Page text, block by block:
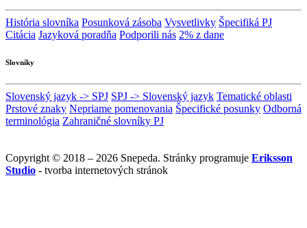
História slovníka Posunková zásoba Vysvetlivky Špecifiká PJ
Citácia Jazyková poradňa Podporili nás 2% z dane
Slovníky
Slovenský jazyk -> SPJ SPJ -> Slovenský jazyk Tematické oblasti
Prstové znaky Nepriame pomenovania Špecifické posunky Odborná
terminológia Zahraničné slovníky PJ
Copyright © 2018 – 2026 Snepeda. Stránky programuje Eriksson
Studio - tvorba internetových stránok